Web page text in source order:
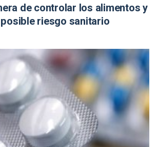
de controlar los alimentos y
riesgo sanitario